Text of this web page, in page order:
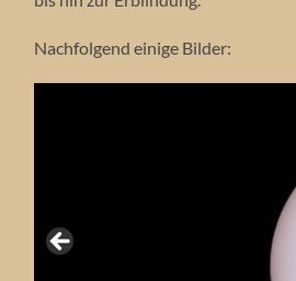
Nachfolgend einige Bilder: